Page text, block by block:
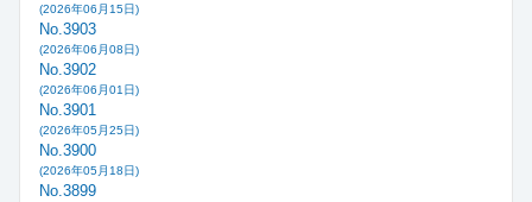
(2026年06月15日)
No.3903
(2026年06月08日)
No.3902
(2026年06月01日)
No.3901
(2026年05月25日)
No.3900
(2026年05月18日)
No.3899